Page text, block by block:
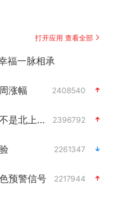
打开应用 查看全部
福一脉相承
涨幅 2408540
梁家辉：到内地拍戏不是北上是回归 2396792
2261347
预警信号 2217944